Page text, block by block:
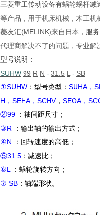
三菱重工传动设备有蜗轮蜗杆
等产品，用于机床机械，木工机
菱友汇(MELINK)来自日本，服
代理商解决不了的问题，专业解
型号说明：
SUHW 99 R N - 31.5 L - SB
①SUHW ：型号类型： SUHA，
H，SEHA，SCHV， SEOA，
②99
：轴间距尺寸；
③R
：输出轴的输出方式；
④N
：回转速度的高低；
⑤31.5 ：减速比；
⑥L
：蜗轮旋转方向；
⑦ SB ：轴端形状。